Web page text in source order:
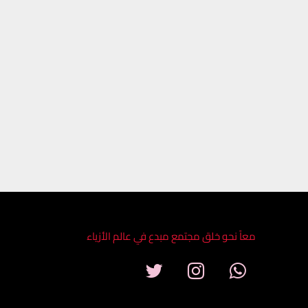
معاً نحو خلق مجتمع مبدع في عالم الأزياء